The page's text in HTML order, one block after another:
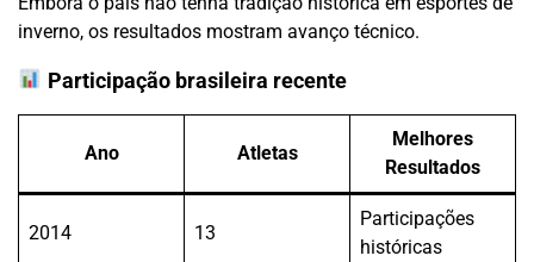
inverno, os resultados mostram avanço técnico.
Participação brasileira recente
Ano Atletas
Melhores
Resultados
2014 13
Participações
históricas